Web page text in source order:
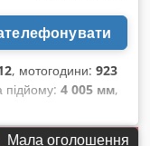
(Long Carriage)
та основні
двигуна без
параметри для
Транспортні
, мотогодини: 923
підйому: 4 005 мм,
вил:1 200 мм, маса
Мала оголошення